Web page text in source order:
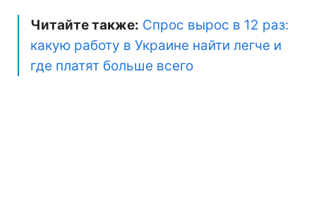
Читайте также: Спрос вырос в 12 раз:
какую работу в Украине найти легче и
где платят больше всего